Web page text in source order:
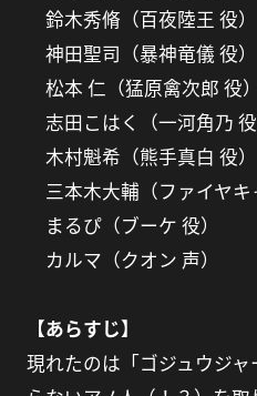
鈴木秀脩（百夜陸王 役）
神田聖司（暴神竜儀 役）
松本 仁（猛原禽次郎 役）
志田こはく（一河角乃 役
木村魁希（熊手真白 役）
三本木大輔（ファイヤキ
まるぴ（ブーケ 役）
カルマ（クオン 声）
【あらすじ】
現れたのは「ゴジュウジ